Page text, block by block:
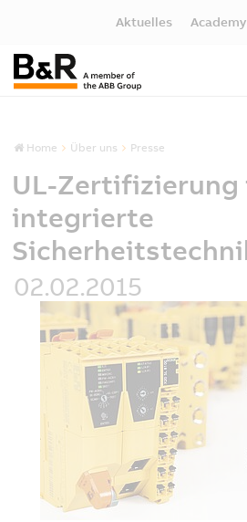
Aktuelles Academy
Home Über uns Presse
UL-Zertifizierung
integrierte
02.02.2015